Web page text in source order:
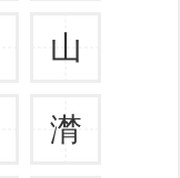
山
潸